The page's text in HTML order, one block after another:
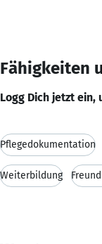
Fähigkeiten
Logg Dich jetzt ein,
Pflegedokumentation
Weiterbildung